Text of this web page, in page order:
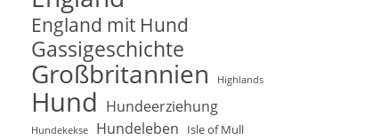
England mit Hund
Gassigeschichte
Großbritannien Highlands
Hund Hundeerziehung
Hundekekse Hundeleben Isle of Mull